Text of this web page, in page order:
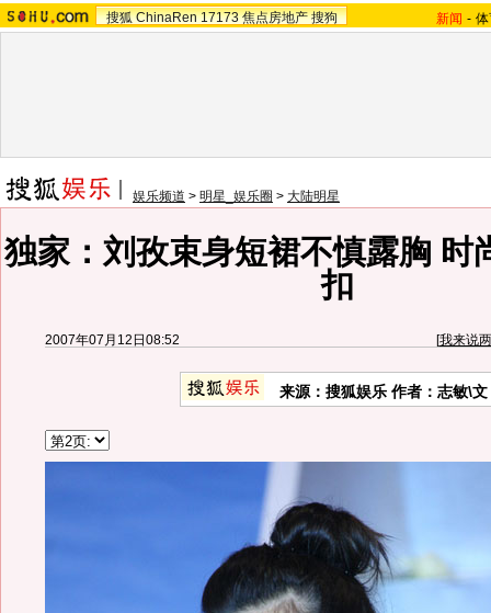
搜狐 ChinaRen 17173 焦点房地产 搜狗 新闻 -
娱乐频道 > 明星_娱乐圈 > 大陆明星
独家：刘孜束身短裙不慎露胸 时
扣
2007年07月12日08:52 [我来说
来源：搜狐娱乐 作者：志敏\